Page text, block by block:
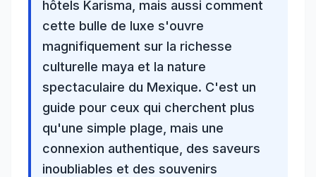
hôtels Karisma, mais aussi comment
cette bulle de luxe s'ouvre
magnifiquement sur la richesse
culturelle maya et la nature
spectaculaire du Mexique. C'est un
guide pour ceux qui cherchent plus
qu'une simple plage, mais une
connexion authentique, des saveurs
inoubliables et des souvenirs